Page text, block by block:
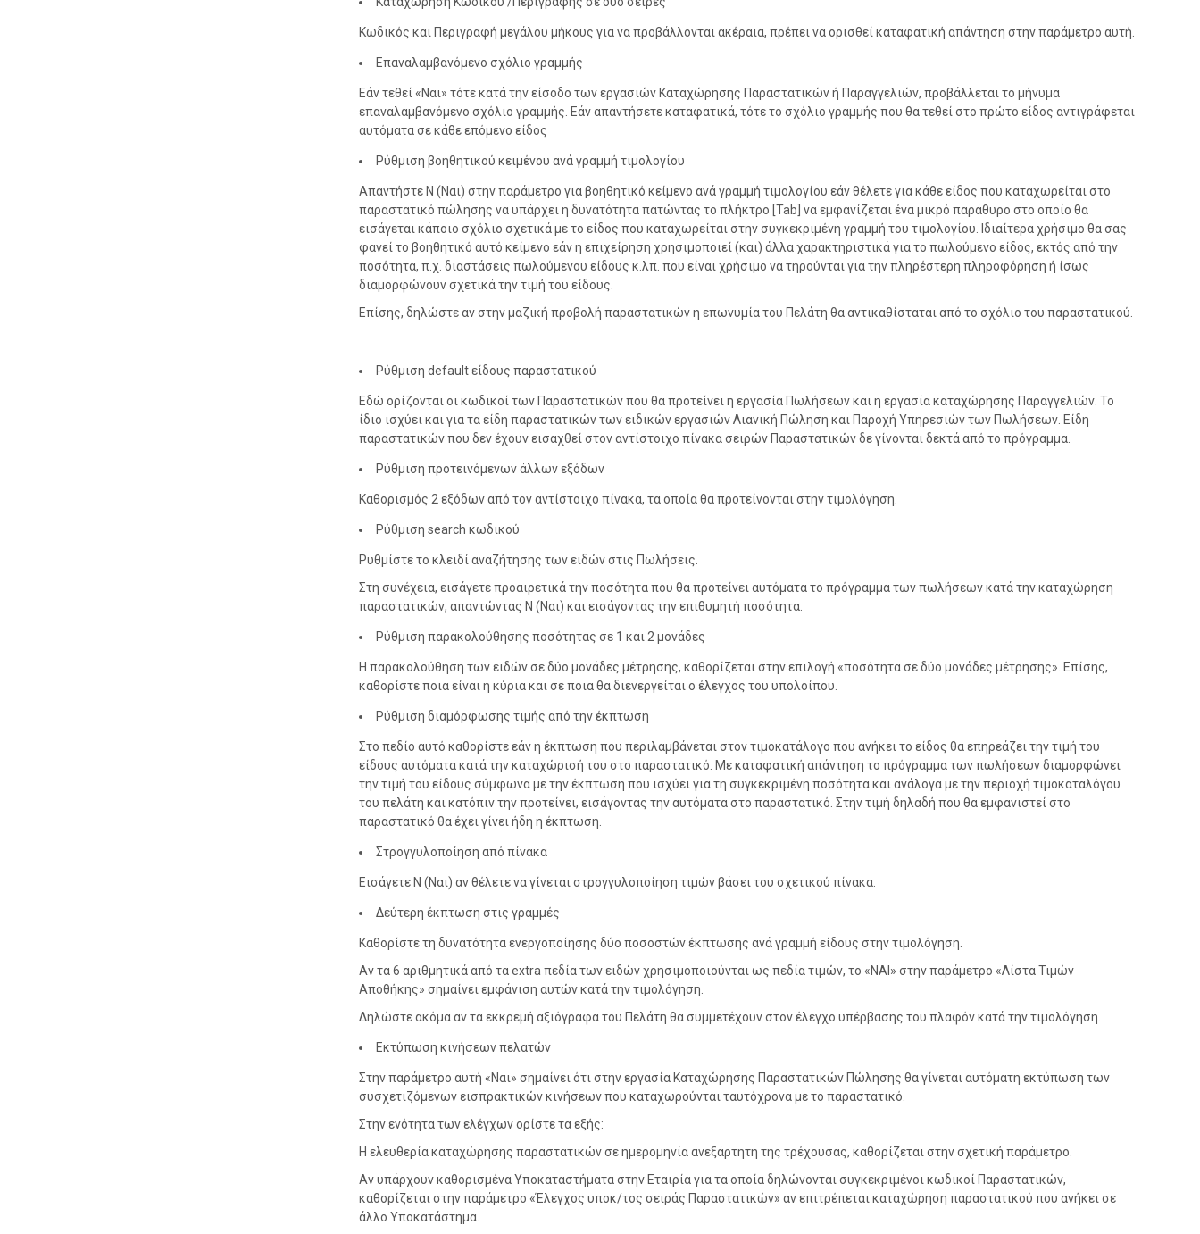
Κωδικός και Περιγραφή μεγάλου μήκους για να προβάλλονται ακέραια, πρέπει να ορισθεί καταφατική απάντηση στην παράμετρο αυτή.
Επαναλαμβανόμενο σχόλιο γραμμής
Εάν τεθεί «Ναι» τότε κατά την είσοδο των εργασιών Καταχώρησης Παραστατικών ή Παραγγελιών, προβάλλεται το μήνυμα
επαναλαμβανόμενο σχόλιο γραμμής. Εάν απαντήσετε καταφατικά, τότε το σχόλιο γραμμής που θα τεθεί στο πρώτο είδος αντιγράφεται
αυτόματα σε κάθε επόμενο είδος
Ρύθμιση βοηθητικού κειμένου ανά γραμμή τιμολογίου
Απαντήστε Ν (Ναι) στην παράμετρο για βοηθητικό κείμενο ανά γραμμή τιμολογίου εάν θέλετε για κάθε είδος που καταχωρείται στο
παραστατικό πώλησης να υπάρχει η δυνατότητα πατώντας το πλήκτρο [Tab] να εμφανίζεται ένα μικρό παράθυρο στο οποίο θα
εισάγεται κάποιο σχόλιο σχετικά με το είδος που καταχωρείται στην συγκεκριμένη γραμμή του τιμολογίου. Ιδιαίτερα χρήσιμο θα σας
φανεί το βοηθητικό αυτό κείμενο εάν η επιχείρηση χρησιμοποιεί (και) άλλα χαρακτηριστικά για το πωλούμενο είδος, εκτός από την
ποσότητα, π.χ. διαστάσεις πωλούμενου είδους κ.λπ. που είναι χρήσιμο να τηρούνται για την πληρέστερη πληροφόρηση ή ίσως
διαμορφώνουν σχετικά την τιμή του είδους.
Επίσης, δηλώστε αν στην μαζική προβολή παραστατικών η επωνυμία του Πελάτη θα αντικαθίσταται από το σχόλιο του παραστατικού.
Ρύθμιση default είδους παραστατικού
Εδώ ορίζονται οι κωδικοί των Παραστατικών που θα προτείνει η εργασία Πωλήσεων και η εργασία καταχώρησης Παραγγελιών. Το
ίδιο ισχύει και για τα είδη παραστατικών των ειδικών εργασιών Λιανική Πώληση και Παροχή Υπηρεσιών των Πωλήσεων. Είδη
παραστατικών που δεν έχουν εισαχθεί στον αντίστοιχο πίνακα σειρών Παραστατικών δε γίνονται δεκτά από το πρόγραμμα.
Ρύθμιση προτεινόμενων άλλων εξόδων
Καθορισμός 2 εξόδων από τον αντίστοιχο πίνακα, τα οποία θα προτείνονται στην τιμολόγηση.
Ρύθμιση search κωδικού
Ρυθμίστε το κλειδί αναζήτησης των ειδών στις Πωλήσεις.
Στη συνέχεια, εισάγετε προαιρετικά την ποσότητα που θα προτείνει αυτόματα το πρόγραμμα των πωλήσεων κατά την καταχώρηση
παραστατικών, απαντώντας Ν (Ναι) και εισάγοντας την επιθυμητή ποσότητα.
Ρύθμιση παρακολούθησης ποσότητας σε 1 και 2 μονάδες
Η παρακολούθηση των ειδών σε δύο μονάδες μέτρησης, καθορίζεται στην επιλογή «ποσότητα σε δύο μονάδες μέτρησης». Επίσης,
καθορίστε ποια είναι η κύρια και σε ποια θα διενεργείται ο έλεγχος του υπολοίπου.
Ρύθμιση διαμόρφωσης τιμής από την έκπτωση
Στο πεδίο αυτό καθορίστε εάν η έκπτωση που περιλαμβάνεται στον τιμοκατάλογο που ανήκει το είδος θα επηρεάζει την τιμή του
είδους αυτόματα κατά την καταχώρισή του στο παραστατικό. Με καταφατική απάντηση το πρόγραμμα των πωλήσεων διαμορφώνει
την τιμή του είδους σύμφωνα με την έκπτωση που ισχύει για τη συγκεκριμένη ποσότητα και ανάλογα με την περιοχή τιμοκαταλόγου
του πελάτη και κατόπιν την προτείνει, εισάγοντας την αυτόματα στο παραστατικό. Στην τιμή δηλαδή που θα εμφανιστεί στο
παραστατικό θα έχει γίνει ήδη η έκπτωση.
Στρογγυλοποίηση από πίνακα
Εισάγετε Ν (Ναι) αν θέλετε να γίνεται στρογγυλοποίηση τιμών βάσει του σχετικού πίνακα.
Δεύτερη έκπτωση στις γραμμές
Καθορίστε τη δυνατότητα ενεργοποίησης δύο ποσοστών έκπτωσης ανά γραμμή είδους στην τιμολόγηση.
Αν τα 6 αριθμητικά από τα extra πεδία των ειδών χρησιμοποιούνται ως πεδία τιμών, το «ΝΑΙ» στην παράμετρο «Λίστα Τιμών
Αποθήκης» σημαίνει εμφάνιση αυτών κατά την τιμολόγηση.
Δηλώστε ακόμα αν τα εκκρεμή αξιόγραφα του Πελάτη θα συμμετέχουν στον έλεγχο υπέρβασης του πλαφόν κατά την τιμολόγηση.
Εκτύπωση κινήσεων πελατών
Στην παράμετρο αυτή «Ναι» σημαίνει ότι στην εργασία Καταχώρησης Παραστατικών Πώλησης θα γίνεται αυτόματη εκτύπωση των
συσχετιζόμενων εισπρακτικών κινήσεων που καταχωρούνται ταυτόχρονα με το παραστατικό.
Στην ενότητα των ελέγχων ορίστε τα εξής:
Η ελευθερία καταχώρησης παραστατικών σε ημερομηνία ανεξάρτητη της τρέχουσας, καθορίζεται στην σχετική παράμετρο.
Αν υπάρχουν καθορισμένα Υποκαταστήματα στην Εταιρία για τα οποία δηλώνονται συγκεκριμένοι κωδικοί Παραστατικών,
καθορίζεται στην παράμετρο «Έλεγχος υποκ/τος σειράς Παραστατικών» αν επιτρέπεται καταχώρηση παραστατικού που ανήκει σε
άλλο Υποκατάστημα.